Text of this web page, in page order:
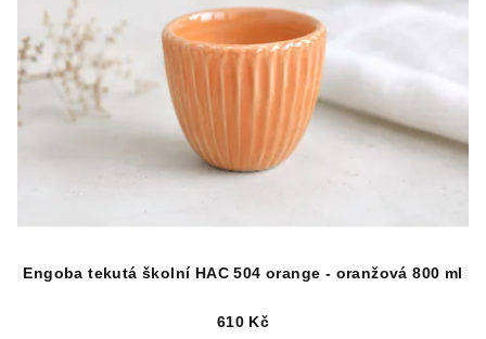
Engoba tekutá školní HAC 504 orange - oranžová 800 ml
610 Kč